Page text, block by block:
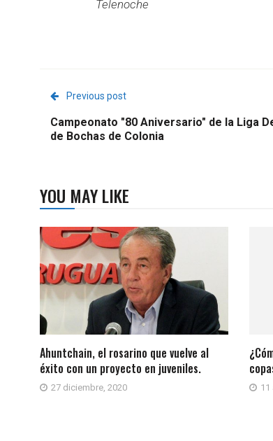
Telenoche
Previous post
Campeonato "80 Aniversario" de la Liga
de Bochas de Colonia
YOU MAY LIKE
Ahuntchain, el rosarino que vuelve al
éxito con un proyecto en juveniles.
27 diciembre, 2020 11